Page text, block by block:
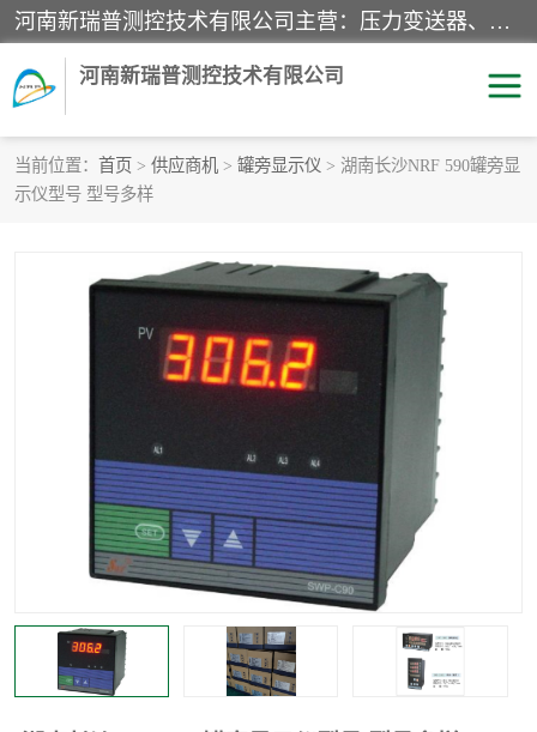
河南新瑞普测控技术有限公司主营：压力变送器、液位变送器、差压变送器、雷达料位计、电容物位计、温度显示控制仪表、电量变送器、流量计、工业自动化系统成套设备。
河南新瑞普测控技术有限公司
当前位置： 首页 > 供应商机 > 罐旁显示仪 > 湖南长沙NRF 590罐旁显
示仪型号 型号多样
霍尼韦尔压力变送器
1151/3351产品分类 精巧型压力变送器
标准型工业压力变送器 罐旁显示仪
温度传感器变送器
压力变送器 电容物位计
温度显示控制仪表 电量变送器
工业自动化系统成套设备